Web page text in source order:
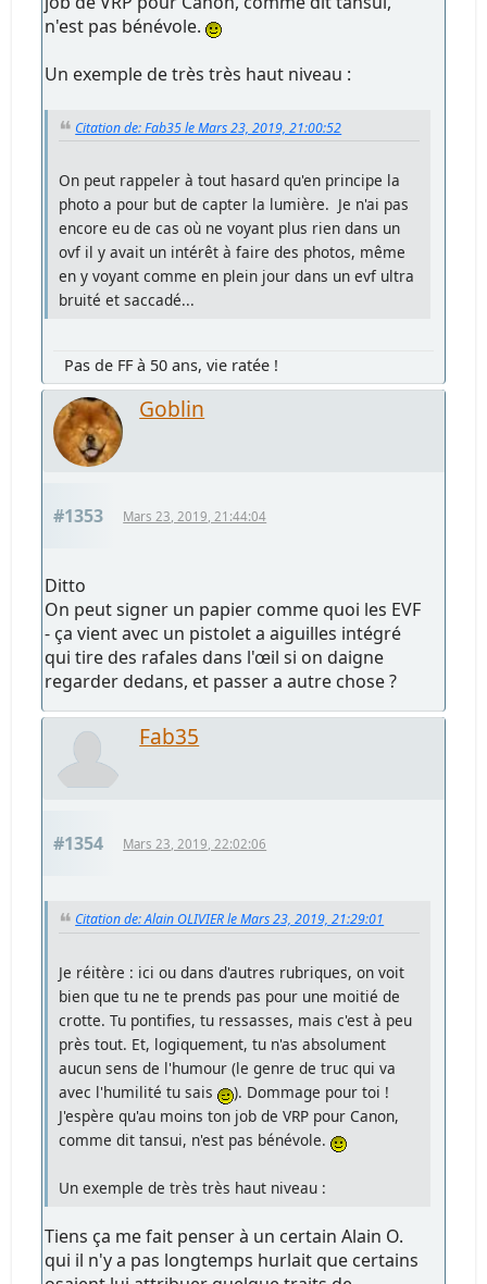
n'est pas bénévole.
Un exemple de très très haut niveau :
Citation de: Fab35 le Mars 23, 2019, 21:00:52
On peut rappeler à tout hasard qu'en principe la
photo a pour but de capter la lumière. Je n'ai pas
encore eu de cas où ne voyant plus rien dans un
ovf il y avait un intérêt à faire des photos, même
en y voyant comme en plein jour dans un evf ultra
bruité et saccadé...
Pas de FF à 50 ans, vie ratée !
Goblin
#1353 Mars 23, 2019, 21:44:04
Ditto
On peut signer un papier comme quoi les EVF
- ça vient avec un pistolet a aiguilles intégré
qui tire des rafales dans l'œil si on daigne
regarder dedans, et passer a autre chose ?
Fab35
#1354 Mars 23, 2019, 22:02:06
Citation de: Alain OLIVIER le Mars 23, 2019, 21:29:01
Je réitère : ici ou dans d'autres rubriques, on voit
bien que tu ne te prends pas pour une moitié de
crotte. Tu pontifies, tu ressasses, mais c'est à peu
près tout. Et, logiquement, tu n'as absolument
aucun sens de l'humour (le genre de truc qui va
avec l'humilité tu sais
). Dommage pour toi !
J'espère qu'au moins ton job de VRP pour Canon,
comme dit tansui, n'est pas bénévole.
Un exemple de très très haut niveau :
Tiens ça me fait penser à un certain Alain O.
qui il n'y a pas longtemps hurlait que certains